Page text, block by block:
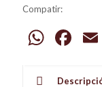
Compatir: